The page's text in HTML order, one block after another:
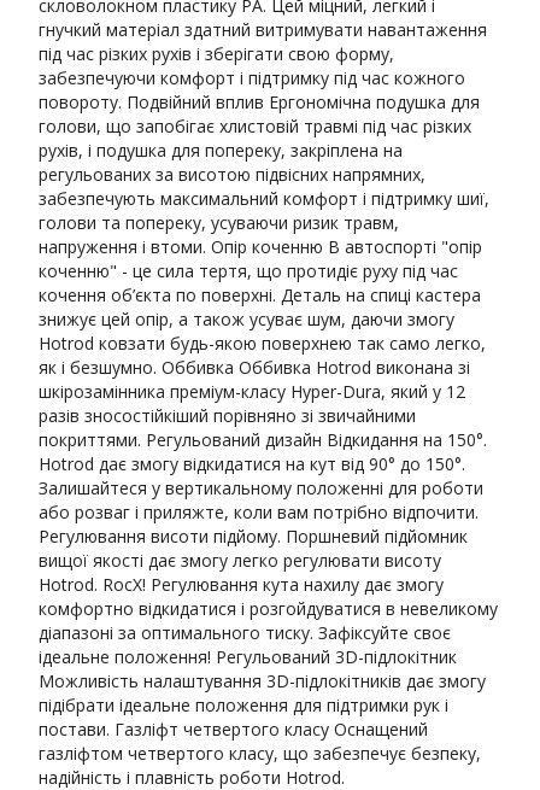
скловолокном пластику PA. Цей міцний, легкий і
гнучкий матеріал здатний витримувати навантаження
під час різких рухів і зберігати свою форму,
забезпечуючи комфорт і підтримку під час кожного
повороту. Подвійний вплив Ергономічна подушка для
голови, що запобігає хлистовій травмі під час різких
рухів, і подушка для попереку, закріплена на
регульованих за висотою підвісних напрямних,
забезпечують максимальний комфорт і підтримку шиї,
голови та попереку, усуваючи ризик травм,
напруження і втоми. Опір коченню В автоспорті "опір
коченню" - це сила тертя, що протидіє руху під час
кочення об’єкта по поверхні. Деталь на спиці кастера
знижує цей опір, а також усуває шум, даючи змогу
Hotrod ковзати будь-якою поверхнею так само легко,
як і безшумно. Оббивка Оббивка Hotrod виконана зі
шкірозамінника преміум-класу Hyper-Dura, який у 12
разів зносостійкіший порівняно зі звичайними
покриттями. Регульований дизайн Відкидання на 150°.
Hotrod дає змогу відкидатися на кут від 90° до 150°.
Залишайтеся у вертикальному положенні для роботи
або розваг і приляжте, коли вам потрібно відпочити.
Регулювання висоти підйому. Поршневий підйомник
вищої якості дає змогу легко регулювати висоту
Hotrod. RocX! Регулювання кута нахилу дає змогу
комфортно відкидатися і розгойдуватися в невеликому
діапазоні за оптимального тиску. Зафіксуйте своє
ідеальне положення! Регульований 3D-підлокітник
Можливість налаштування 3D-підлокітників дає змогу
підібрати ідеальне положення для підтримки рук і
постави. Газліфт четвертого класу Оснащений
газліфтом четвертого класу, що забезпечує безпеку,
надійність і плавність роботи Hotrod.